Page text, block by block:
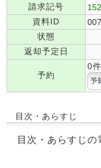
請求記号
資料ID
状態
返却予定日
予約
0件
目次・あらすじ
目次・あらすじの